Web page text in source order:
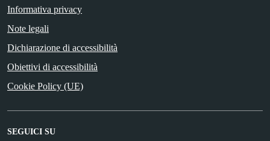
Informativa privacy
Note legali
Dichiarazione di accessibilità
Obiettivi di accessibilità
Cookie Policy (UE)
SEGUICI SU